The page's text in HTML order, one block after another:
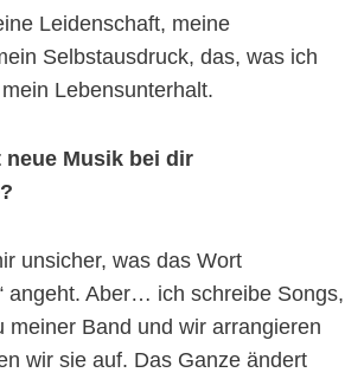
Leidenschaft, meine
Selbstausdruck, das, was ich
Lebensunterhalt.
neue Musik bei dir
unsicher, was das Wort
angeht. Aber… ich schreibe Songs,
meiner Band und wir arrangieren
wir sie auf. Das Ganze ändert